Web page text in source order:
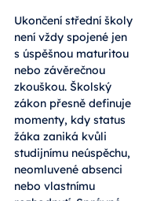
Ukončení střední školy
není vždy spojené jen
s úspěšnou maturitou
nebo závěrečnou
zkouškou. Školský
zákon přesně definuje
momenty, kdy status
žáka zaniká kvůli
studijnímu neúspěchu,
neomluvené absenci
nebo vlastnímu